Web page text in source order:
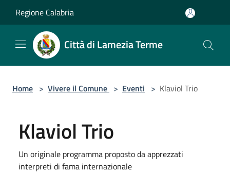
Regione Calabria
Città di Lamezia Terme
Home > Vivere il Comune > Eventi > Klaviol Trio
Klaviol Trio
Un originale programma proposto da apprezzati
interpreti di fama internazionale